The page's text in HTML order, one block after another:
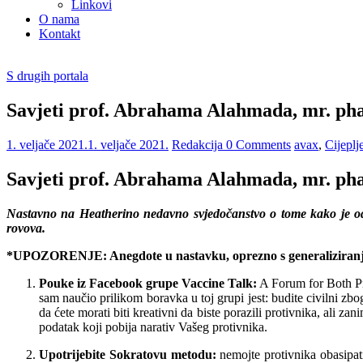
Linkovi
O nama
Kontakt
S drugih portala
Savjeti prof. Abrahama Alahmada, mr.
1. veljače 2021.1. veljače 2021. Redakcija 0 Comments avax,
Savjeti prof. Abrahama Alahmada, mr.
Nastavno na Heatherino nedavno svjedočanstvo o tome kako
rovova.
*UPOZORENJE: Anegdote u nastavku, oprezno s
Pouke iz Facebook grupe Vaccine Talk: A Forum for Both
sam naučio prilikom boravka u toj grupi jest: budite civilni
da ćete morati biti kreativni da biste porazili protivnika, ali
podatak koji pobija narativ Vašeg protivnika.
Upotrijebite Sokratovu metodu: nemojte protivnika